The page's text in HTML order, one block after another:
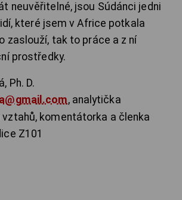
neuvěřitelné, jsou Súdánci jedni
které jsem v Africe potkala
zaslouží, tak to práce a z ní
prostředky.
Ph. D.
, analytička
komentátorka a členka
Z101